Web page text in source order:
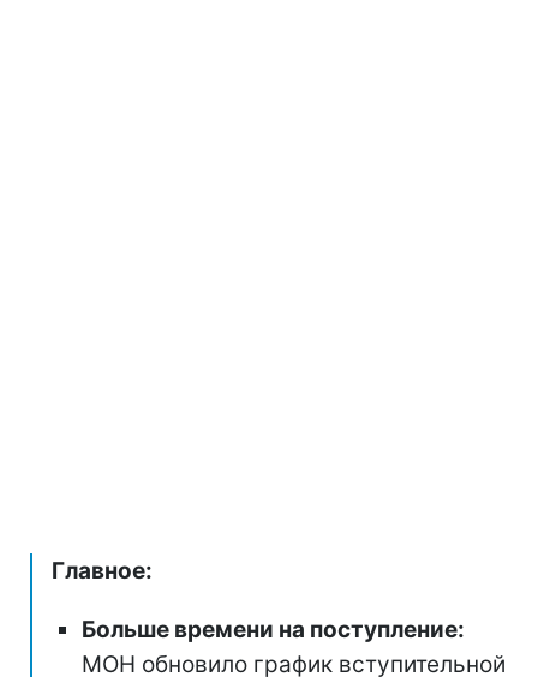
Главное:
Больше времени на поступление:
МОН обновило график вступительной